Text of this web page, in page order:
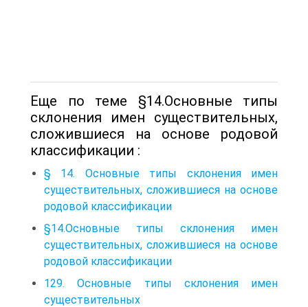
Еще по теме §14.Основные типы
склонения имен существительных,
сложившиеся на основе родовой
классификации :
§ 14. Основные типы склонения имен
существительных, сложившиеся на основе
родовой классификации
§14.Основные типы склонения имен
существительных, сложившиеся на основе
родовой классификации
129. Основные типы склонения имен
существительных